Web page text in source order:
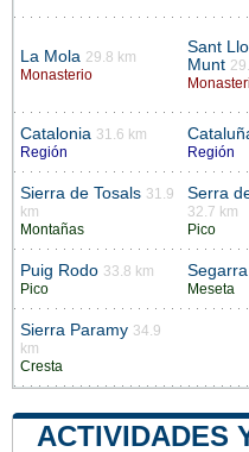
La Mola 29.8 km
Monasterio
Sant
Munt
Catalonia 31.6 km
Región
Región
Sierra de Tosals 31.9
km
Montañas
Serra
32.7 km
Pico
Puig Rodo 33.8 km
Pico
Segarra
Meseta
Sierra Paramy 34.9
km
Cresta
ACTIVIDADES